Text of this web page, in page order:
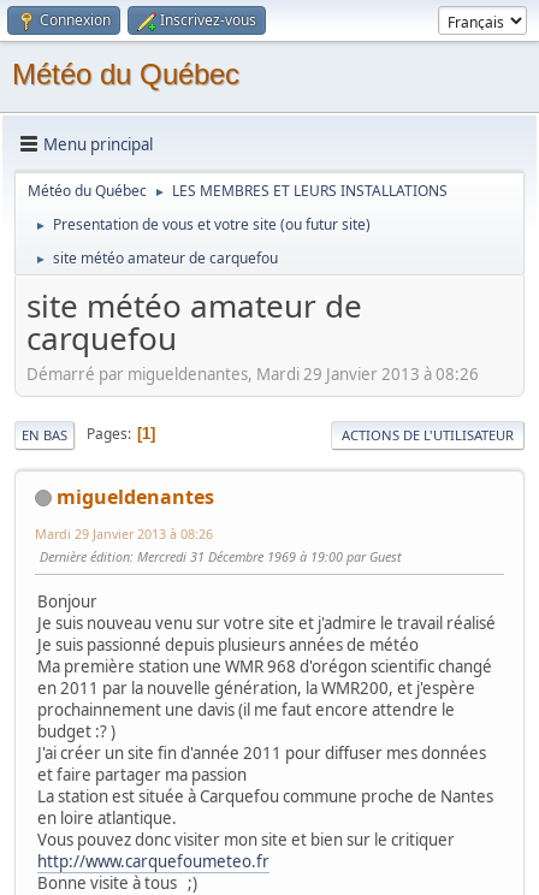
Connexion Inscrivez-vous
Météo du Québec
Menu principal
Météo du Québec ► LES MEMBRES ET LEURS INSTALLATIONS
► Presentation de vous et votre site (ou futur site)
► site météo amateur de carquefou
site météo amateur de
carquefou
Démarré par migueldenantes, Mardi 29 Janvier 2013 à 08:26
EN BAS Pages 1 ACTIONS DE L'UTILISATEUR
migueldenantes
Mardi 29 Janvier 2013 à 08:26
Dernière édition: Mercredi 31 Décembre 1969 à 19:00 par Guest
Bonjour
Je suis nouveau venu sur votre site et j'admire le travail réalisé
Je suis passionné depuis plusieurs années de météo
Ma première station une WMR 968 d'orégon scientific changé
en 2011 par la nouvelle génération, la WMR200, et j'espère
prochainnement une davis (il me faut encore attendre le
budget :?)
J'ai créer un site fin d'année 2011 pour diffuser mes données
et faire partager ma passion
La station est située à Carquefou commune proche de Nantes
en loire atlantique.
Vous pouvez donc visiter mon site et bien sur le critiquer
http://www.carquefoumeteo.fr
Bonne visite à tous ;)